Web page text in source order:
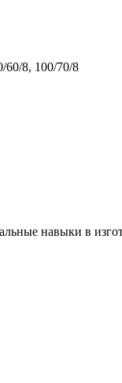
навыки в
60/8, 100/70/8